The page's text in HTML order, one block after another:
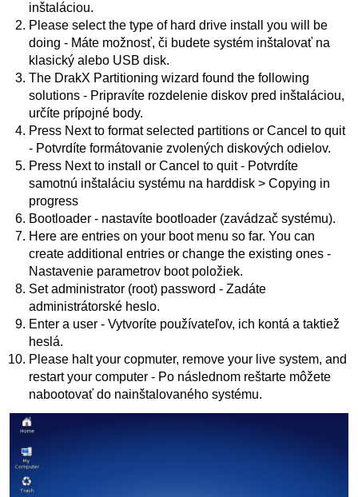
inštaláciou.
Please select the type of hard drive install you will be
doing - Máte možnosť, či budete systém inštalovať na
klasický alebo USB disk.
The DrakX Partitioning wizard found the following
solutions - Pripravíte rozdelenie diskov pred inštaláciou,
určíte prípojné body.
Press Next to format selected partitions or Cancel to quit
- Potvrdíte formátovanie zvolených diskových odielov.
Press Next to install or Cancel to quit - Potvrdíte
samotnú inštaláciu systému na harddisk > Copying in
progress
Bootloader - nastavíte bootloader (zavádzač systému).
Here are entries on your boot menu so far. You can
create additional entries or change the existing ones -
Nastavenie parametrov boot položiek.
Set administrator (root) password - Zadáte
administrátorské heslo.
Enter a user - Vytvoríte používateľov, ich kontá a taktiež
heslá.
Please halt your copmuter, remove your live system, and
restart your computer - Po následnom reštarte môžete
nabootovať do nainštalovaného systému.